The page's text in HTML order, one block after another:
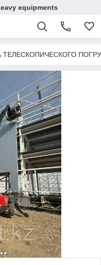
equipments
ТЕЛЕСКОПИЧЕСКОГО